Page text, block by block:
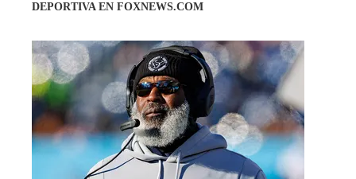
DEPORTIVA EN FOXNEWS.COM